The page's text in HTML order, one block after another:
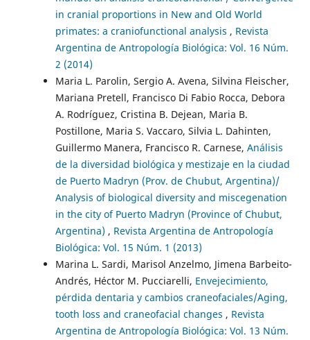
in cranial proportions in New and Old World
primates: a craniofunctional analysis , Revista
Argentina de Antropología Biológica: Vol. 16 Núm.
2 (2014)
Maria L. Parolin, Sergio A. Avena, Silvina Fleischer,
Mariana Pretell, Francisco Di Fabio Rocca, Debora
A. Rodríguez, Cristina B. Dejean, Maria B.
Postillone, Maria S. Vaccaro, Silvia L. Dahinten,
Guillermo Manera, Francisco R. Carnese, Análisis
de la diversidad biológica y mestizaje en la ciudad
de Puerto Madryn (Prov. de Chubut, Argentina)/
Analysis of biological diversity and miscegenation
in the city of Puerto Madryn (Province of Chubut,
Argentina) , Revista Argentina de Antropología
Biológica: Vol. 15 Núm. 1 (2013)
Marina L. Sardi, Marisol Anzelmo, Jimena Barbeito-
Andrés, Héctor M. Pucciarelli, Envejecimiento,
pérdida dentaria y cambios craneofaciales/Aging,
tooth loss and craneofacial changes , Revista
Argentina de Antropología Biológica: Vol. 13 Núm.